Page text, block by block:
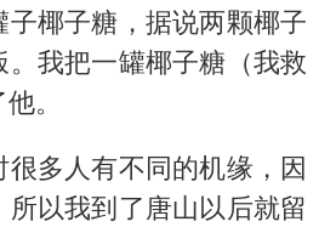
椰子糖，据说两颗椰子
我把一罐椰子糖（我救
。
多人有不同的机缘，因
以我到了唐山以后就留